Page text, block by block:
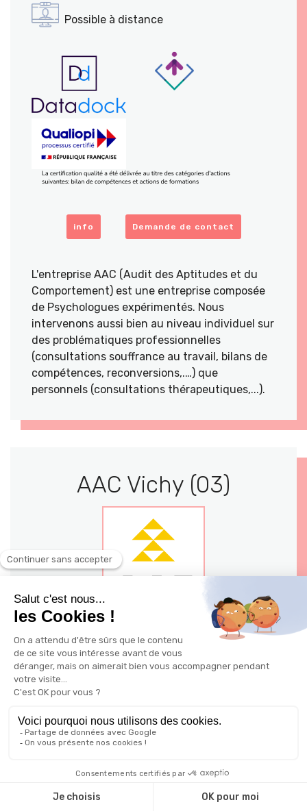
Possible à distance
info Demande de contact
L'entreprise AAC (Audit des Aptitudes et du
Comportement) est une entreprise composée
de Psychologues expérimentés. Nous
intervenons aussi bien au niveau individuel sur
des problématiques professionnelles
(consultations souffrance au travail, bilans de
compétences, reconversions,.…) que
personnels (consultations thérapeutiques,...).
AAC Vichy (03)
140 - 144 avenue Jean Jaures 03200
Vichy
Ville: Vichy